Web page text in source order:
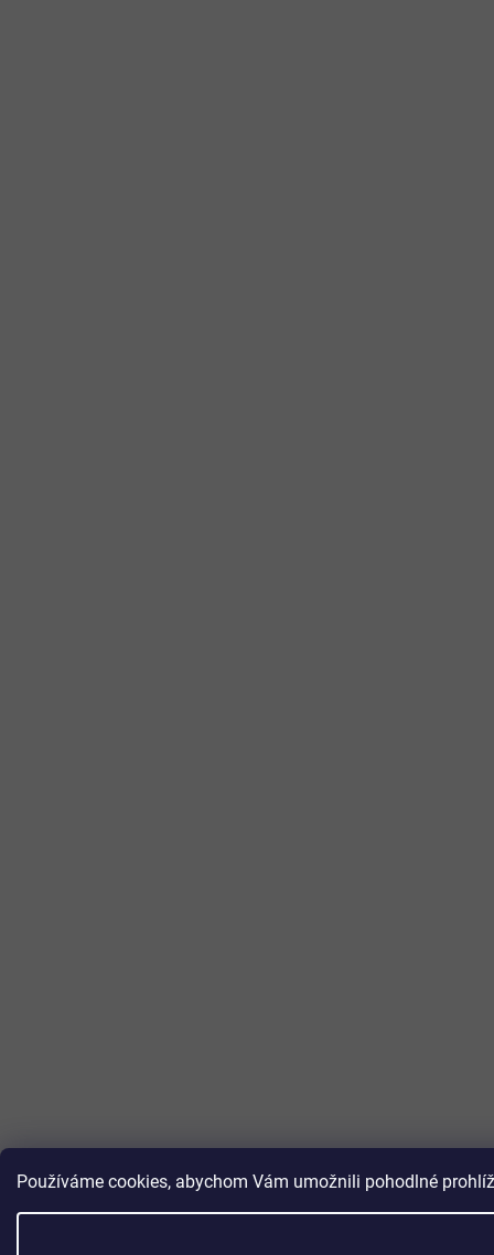
Používáme cookies, abychom Vám umožnili pohodlné